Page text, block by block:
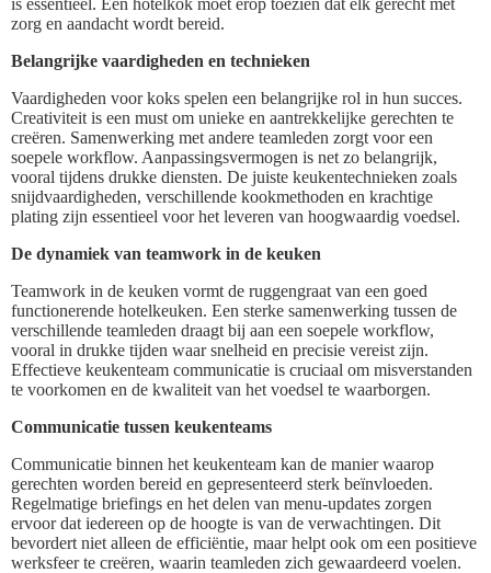
is essentieel. Een hotelkok moet erop toezien dat elk gerecht met
zorg en aandacht wordt bereid.
Belangrijke vaardigheden en technieken
Vaardigheden voor koks spelen een belangrijke rol in hun succes.
Creativiteit is een must om unieke en aantrekkelijke gerechten te
creëren. Samenwerking met andere teamleden zorgt voor een
soepele workflow. Aanpassingsvermogen is net zo belangrijk,
vooral tijdens drukke diensten. De juiste keukentechnieken zoals
snijdvaardigheden, verschillende kookmethoden en krachtige
plating zijn essentieel voor het leveren van hoogwaardig voedsel.
De dynamiek van teamwork in de keuken
Teamwork in de keuken vormt de ruggengraat van een goed
functionerende hotelkeuken. Een sterke samenwerking tussen de
verschillende teamleden draagt bij aan een soepele workflow,
vooral in drukke tijden waar snelheid en precisie vereist zijn.
Effectieve keukenteam communicatie is cruciaal om misverstanden
te voorkomen en de kwaliteit van het voedsel te waarborgen.
Communicatie tussen keukenteams
Communicatie binnen het keukenteam kan de manier waarop
gerechten worden bereid en gepresenteerd sterk beïnvloeden.
Regelmatige briefings en het delen van menu-updates zorgen
ervoor dat iedereen op de hoogte is van de verwachtingen. Dit
bevordert niet alleen de efficiëntie, maar helpt ook om een positieve
werksfeer te creëren, waarin teamleden zich gewaardeerd voelen.